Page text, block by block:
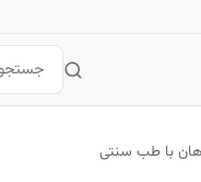
با طب سنتی